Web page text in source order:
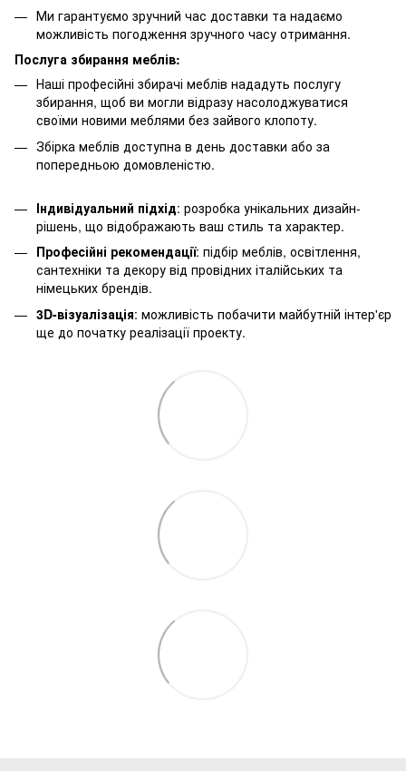
Ми гарантуємо зручний час доставки та надаємо
можливість погодження зручного часу отримання.
Послуга збирання меблів:
Наші професійні збирачі меблів нададуть послугу
збирання, щоб ви могли відразу насолоджуватися
своїми новими меблями без зайвого клопоту.
Збірка меблів доступна в день доставки або за
попередньою домовленістю.
Індивідуальний підхід: розробка унікальних дизайн-
рішень, що відображають ваш стиль та характер.
Професійні рекомендації: підбір меблів, освітлення,
сантехніки та декору від провідних італійських та
німецьких брендів.
3D-візуалізація: можливість побачити майбутній інтер'єр
ще до початку реалізації проекту.